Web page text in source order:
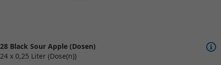
28 Black Sour Apple (Dosen)
24 x 0,25 Liter (Dose(n))